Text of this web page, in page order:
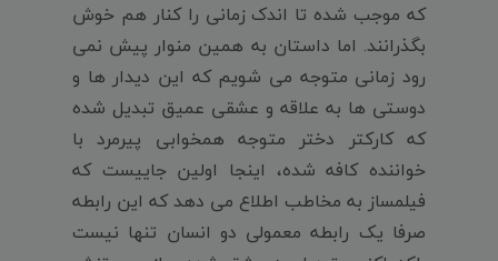
که موجب شده تا اندک زمانی را کنار هم خوش
بگذرانند. اما داستان به همین منوار پیش نمی
رود زمانی متوجه می شویم که این دیدار ها و
دوستی ها به علاقه و عشقی عمیق تبدیل شده
که کارکتر دختر متوجه همخوابی پیرمرد با
خواننده کافه شده، اینجا اولین جاییست که
فیلمساز به مخاطب اطلاع می دهد که این رابطه
صرفا یک رابطه معمولی دو انسان تنها نیست